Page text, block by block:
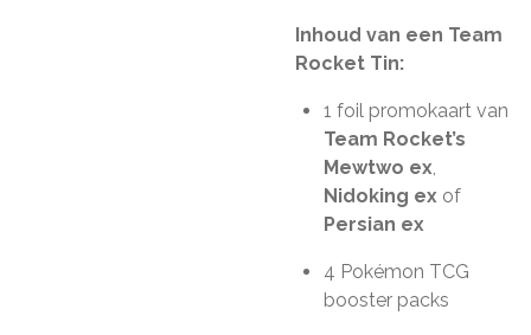
Inhoud van een Team
Rocket Tin:
1 foil promokaart van
Team Rocket’s
Mewtwo ex,
Nidoking ex of
Persian ex
4 Pokémon TCG
booster packs